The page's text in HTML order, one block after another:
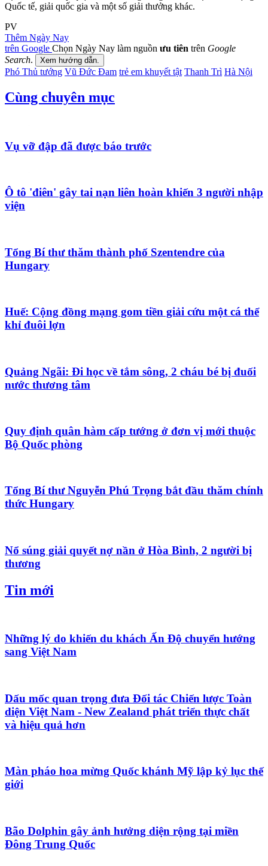
Quốc tế, giải quốc gia và một số giải thưởng khác.
PV
Thêm Ngày Nay
trên Google Chọn Ngày Nay làm nguồn ưu tiên trên Google
Search. Xem hướng dẫn.
Phó Thủ tướng Vũ Đức Đam trẻ em khuyết tật Thanh Trì Hà Nội
Cùng chuyên mục
Vụ vỡ đập đã được báo trước
Ô tô 'điên' gây tai nạn liên hoàn khiến 3 người nhập
viện
Tổng Bí thư thăm thành phố Szentendre của
Hungary
Huế: Cộng đồng mạng gom tiền giải cứu một cá thể
khỉ đuôi lợn
Quảng Ngãi: Đi học về tắm sông, 2 cháu bé bị đuối
nước thương tâm
Quy định quân hàm cấp tướng ở đơn vị mới thuộc
Bộ Quốc phòng
Tổng Bí thư Nguyễn Phú Trọng bắt đầu thăm chính
thức Hungary
Nổ súng giải quyết nợ nần ở Hòa Bình, 2 người bị
thương
Tin mới
Những lý do khiến du khách Ấn Độ chuyển hướng
sang Việt Nam
Dấu mốc quan trọng đưa Đối tác Chiến lược Toàn
diện Việt Nam - New Zealand phát triển thực chất
và hiệu quả hơn
Màn pháo hoa mừng Quốc khánh Mỹ lập kỷ lục thế
giới
Bão Dolphin gây ảnh hưởng diện rộng tại miền
Đông Trung Quốc